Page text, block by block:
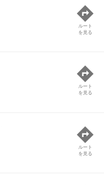
ルート
を見る
ルート
を見る
ルート
を見る